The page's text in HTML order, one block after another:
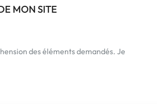
MON SITE
des éléments demandés. Je